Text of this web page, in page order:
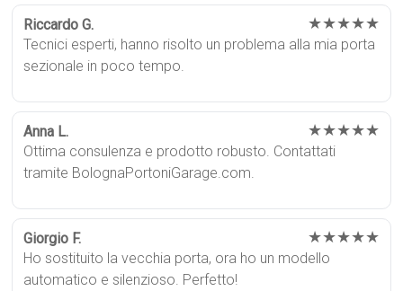
Riccardo G. ★★★★★
Tecnici esperti, hanno risolto un problema alla mia porta
sezionale in poco tempo.
Anna L. ★★★★★
Ottima consulenza e prodotto robusto. Contattati
tramite BolognaPortoniGarage.com.
Giorgio F. ★★★★★
Ho sostituito la vecchia porta, ora ho un modello
automatico e silenzioso. Perfetto!